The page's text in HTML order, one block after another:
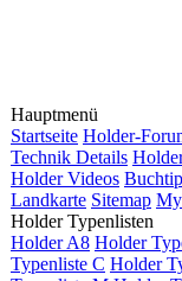
Hauptmenü
Startseite Holder-
Technik Details
Holder Videos
Landkarte Sitemap
Holder Typenlisten
Holder A8 Holder
Typenliste C Holder